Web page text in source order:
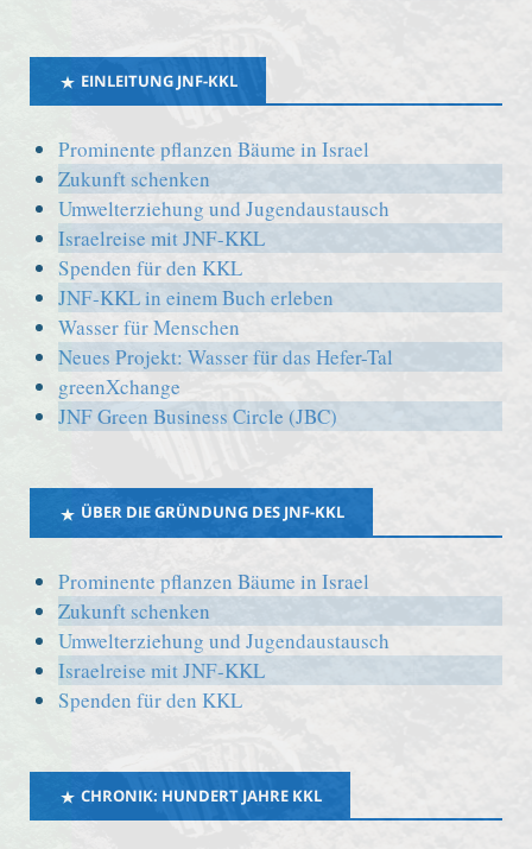
EINLEITUNG JNF-KKL
Prominente pflanzen Bäume in Israel
Zukunft schenken
Umwelterziehung und Jugendaustausch
Israelreise mit JNF-KKL
Spenden für den KKL
JNF-KKL in einem Buch erleben
Wasser für Menschen
Neues Projekt: Wasser für das Hefer-Tal
greenXchange
JNF Green Business Circle (JBC)
ÜBER DIE GRÜNDUNG DES JNF-KKL
Prominente pflanzen Bäume in Israel
Zukunft schenken
Umwelterziehung und Jugendaustausch
Israelreise mit JNF-KKL
Spenden für den KKL
CHRONIK: HUNDERT JAHRE KKL